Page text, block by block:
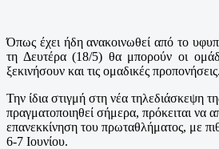
Όπως έχει ήδη ανακοινωθεί από το
τη Δευτέρα (18/5) θα μπορούν οι
ξεκινήσουν και τις ομαδικές προπονήσεις.
Την ίδια στιγμή στη νέα τηλεδιάσκεψη
πραγματοποιηθεί σήμερα, πρόκειται να
επανεκκίνηση του πρωταθλήματος, με
6-7 Ιουνίου.